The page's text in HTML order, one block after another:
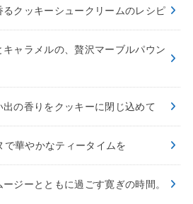
クッキーシュークリームのレシピ
ャラメルの、贅沢マーブルパウン
の香りをクッキーに閉じ込めて
で華やかなティータイムを
ジーとともに過ごす寛ぎの時間。